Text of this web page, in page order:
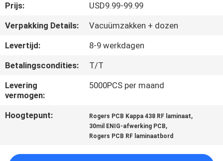
KWALITEITSCONTROLE
NEEM
MET
ONS
Prijs:
USD9.99-99.99
Verpakking Details:
Vacuümzakken + dozen
Levertijd:
8-9 werkdagen
Betalingscondities:
T/T
Levering
vermogen:
5000PCS per maand
Hoogtepunt: Rogers PCB Kappa 438 RF laminaat,
30mil ENIG-afwerking PCB,
Rogers PCB RF laminaatbord